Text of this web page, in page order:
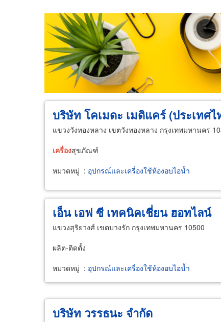
ขายส่ง ขายปลีก ผู้ผลิต ตัวแทนจัดจ
บริษัท โคเมดะ เมดิแคร์ (ประเทศ
แขวงวังทองหลาง เขตวังทองหลาง กรุงเทพมหานคร
เครื่องสุขภัณฑ์
หมวดหมู่ : อุปกรณ์และเครื่องใช้ห้องอบไอน้ำ
เอ็น เอฟ ซี เทคนิคเชี่ยน ฮอทไลน์
แขวงสุริยวงศ์ เขตบางรัก กรุงเทพมหานคร 10500
ผลิต-ติดตั้ง
หมวดหมู่ : อุปกรณ์และเครื่องใช้ห้องอบไอน้ำ
บริษัท วรรธนะ จำกัด